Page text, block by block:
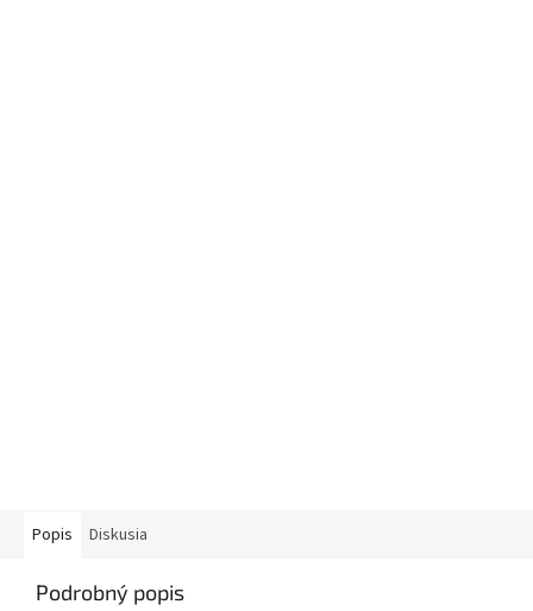
Popis Diskusia
Podrobný popis